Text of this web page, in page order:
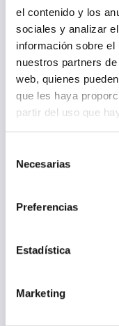
el contenido y los
sociales y analizar
información sobre el
nuestros partners
web, quienes
que les haya
partir del uso que
Necesarias
Preferencias
Estadística
Marketing